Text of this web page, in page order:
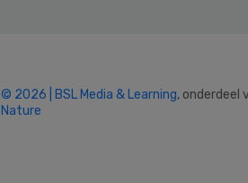
© 2026 | BSL Media & Learning, onderdeel
Nature